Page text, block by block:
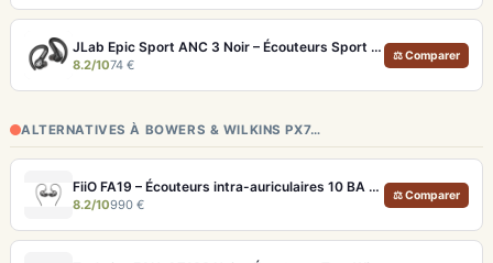
JLab Epic Sport ANC 3 Noir – Écouteurs Sport ANC IP66 Double Driver
8.2/1074 €
⚖ Comparer
ALTERNATIVES À BOWERS & WILKINS PX7…
FiiO FA19 – Écouteurs intra-auriculaires 10 BA Knowles avec technologie S.Turbo
8.2/10990 €
⚖ Comparer